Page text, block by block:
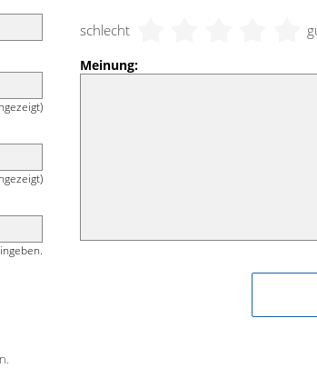
schlecht
Meinung: